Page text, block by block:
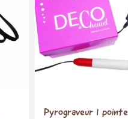
Pyrograveur 1 pointe